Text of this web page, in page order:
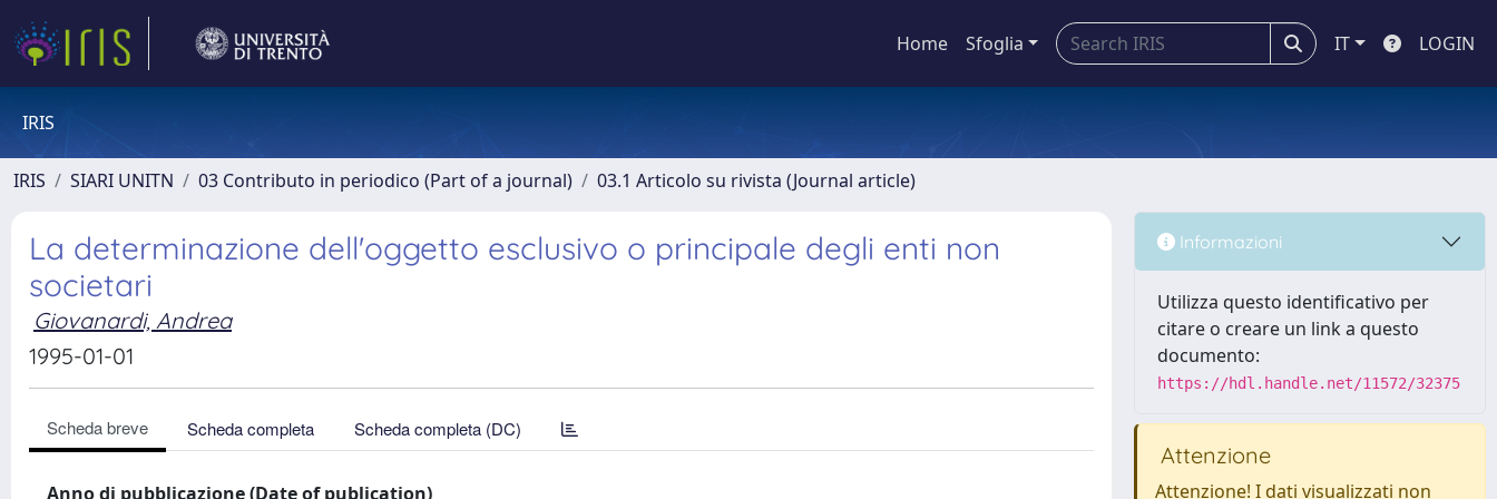
Home Sfoglia IT LOGIN
IRIS
IRIS SIARI UNITN 03 Contributo in periodico (Part of a journal) 03.1 Articolo su rivista (Journal article)
La determinazione dell'oggetto esclusivo o principale degli enti non
societari
Giovanardi, Andrea
1995-01-01
Scheda breve Scheda completa Scheda completa (DC)
Anno di pubblicazione (Date of publication)
Informazioni
Utilizza questo identificativo per
citare o creare un link a questo
documento:
https://hdl.handle.net/11572/32375
Attenzione
Attenzione! I dati visualizzati non